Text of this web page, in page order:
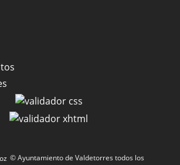
© Ayuntamiento de Valdetorres todos los